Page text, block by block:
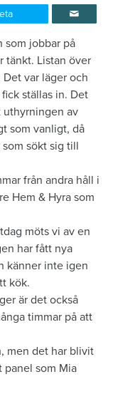
som jobbar på
tänkt. Listan över
var läger och
ställas in. Det
uthyrningen av
som vanligt, då
sökt sig till
från andra håll i
Hem & Hyra som
möts vi av en
har fått nya
känner inte igen
kök.
är det också
timmar på att
men det har blivit
panel som Mia